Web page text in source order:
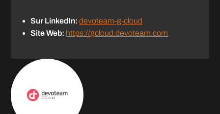
Sur LinkedIn:devoteam-g-cloud
Site Web: https://gcloud.devoteam.com